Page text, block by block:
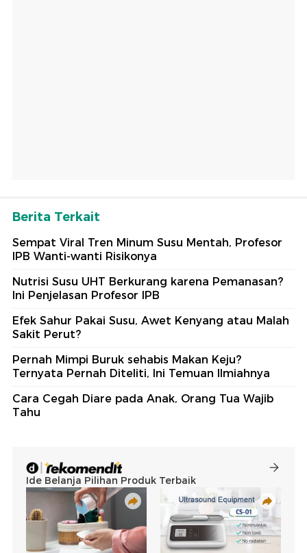
Berita Terkait
Sempat Viral Tren Minum Susu Mentah, Profesor
IPB Wanti-wanti Risikonya
Nutrisi Susu UHT Berkurang karena Pemanasan?
Ini Penjelasan Profesor IPB
Efek Sahur Pakai Susu, Awet Kenyang atau Malah
Sakit Perut?
Pernah Mimpi Buruk sehabis Makan Keju?
Ternyata Pernah Diteliti, Ini Temuan Ilmiahnya
Cara Cegah Diare pada Anak, Orang Tua Wajib
Tahu